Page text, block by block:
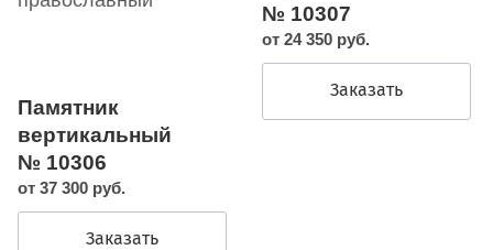
Памятник
вертикальный
№ 10306
от 37 300 руб.
Заказать
№ 10307
от 24 350 руб.
Заказать